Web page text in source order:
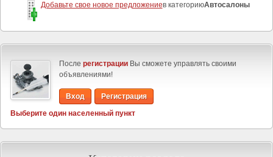
Добавьте свое новое предложениев категориюАвтосалоны
После регистрации Вы сможете управлять своими
объявлениями!
Вход
Регистрация
Выберите один населенный пункт